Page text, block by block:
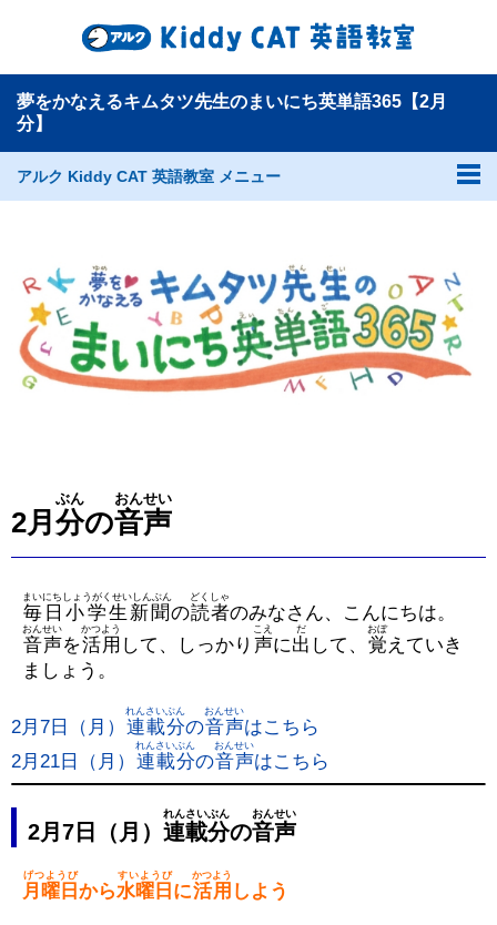
夢をかなえるキムタツ先生のまいにち英単語365【2月
分】
アルク Kiddy CAT 英語教室 メニュー
2月 分
ぶん
の音声
おんせい
毎日小学生新聞
まいにちしょうがくせいしんぶん
の読者
どくしゃ
のみなさん、こんにちは。
音声
おんせい
を活用
かつよう
して、しっかり 声
こえ
に出
だ
して、 覚
おぼ
えていき
ましょう。
2月7日（月） 連載分
れんさいぶん
の音声
おんせい
はこちら
2月21日（月） 連載分
れんさいぶん
の音声
おんせい
はこちら
2月7日（月） 連載分
れんさいぶん
の音声
おんせい
月曜日
げつようび
から水曜日
すいようび
に活用
かつよう
しよう